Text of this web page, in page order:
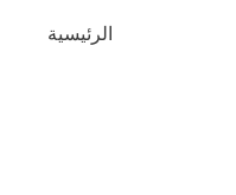
الرئيسية